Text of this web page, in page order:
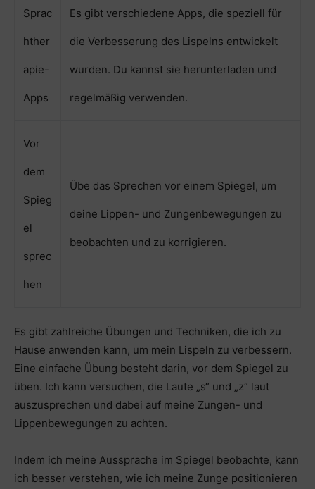
Sprac
hther
apie-
Apps
Es gibt verschiedene Apps, die speziell für
die Verbesserung des Lispelns entwickelt
wurden. Du kannst sie herunterladen und
regelmäßig verwenden.
Vor
dem
Spieg
el
sprec
hen
Übe das Sprechen vor einem Spiegel, um
deine Lippen- und Zungenbewegungen zu
beobachten und zu korrigieren.
Es gibt zahlreiche Übungen und Techniken, die ich zu
Hause anwenden kann, um mein Lispeln zu verbessern.
Eine einfache Übung besteht darin, vor dem Spiegel zu
üben. Ich kann versuchen, die Laute „s“ und „z“ laut
auszusprechen und dabei auf meine Zungen- und
Lippenbewegungen zu achten.
Indem ich meine Aussprache im Spiegel beobachte, kann
ich besser verstehen, wie ich meine Zunge positionieren